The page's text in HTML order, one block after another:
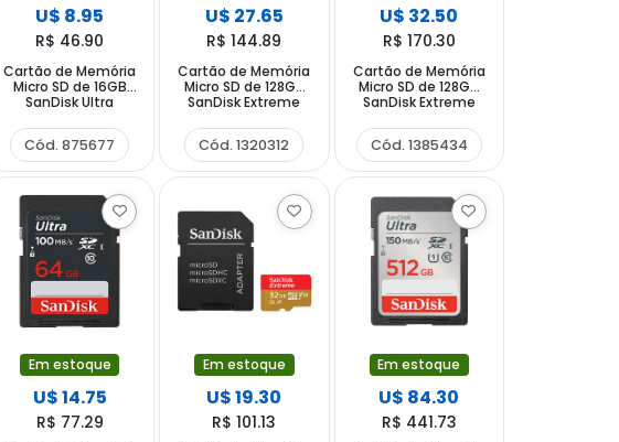
U$ 8.95
R$ 46.90
Cartão de Memória
Micro SD de 16GB
SanDisk Ultra
GN3MA - Branco
Cinza
Cód. 875677
U$ 27.65
R$ 144.89
Cartão de Memória
Micro SD de 128GB
SanDisk Extreme
GN6AA - Vermelho
Dourado
Cód. 1320312
U$ 32.50
R$ 170.30
Cartão de Memória
Micro SD de 128GB
SanDisk Extreme
128G-GN6MA -
Vermelho Preto
Cód. 1385434
Em estoque
U$ 14.75
R$ 77.29
Em estoque
U$ 19.30
R$ 101.13
Em estoque
U$ 84.30
R$ 441.73